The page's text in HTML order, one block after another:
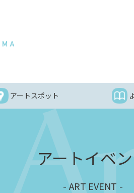
アートスポット
アートイベ
ART EVENT